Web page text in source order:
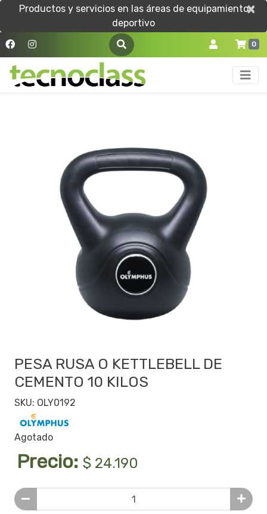
Productos y servicios en las áreas de equipamiento
deportivo
×
×
0
PESA RUSA O KETTLEBELL DE
CEMENTO 10 KILOS
SKU: OLY0192
Agotado
Precio: $ 24.190